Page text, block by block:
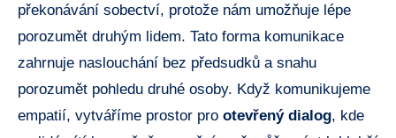
překonávání sobectví, protože nám umožňuje lépe
porozumět druhým lidem. Tato forma komunikace
zahrnuje naslouchání bez předsudků a snahu
porozumět pohledu druhé osoby. Když komunikujeme
empatií, vytváříme prostor pro otevřený dialog, kde